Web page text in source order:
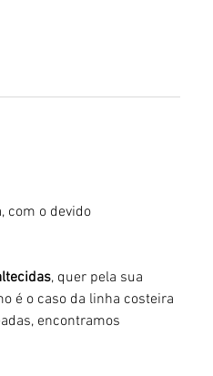
com o devido
, quer pela sua
é o caso da linha costeira
encontramos